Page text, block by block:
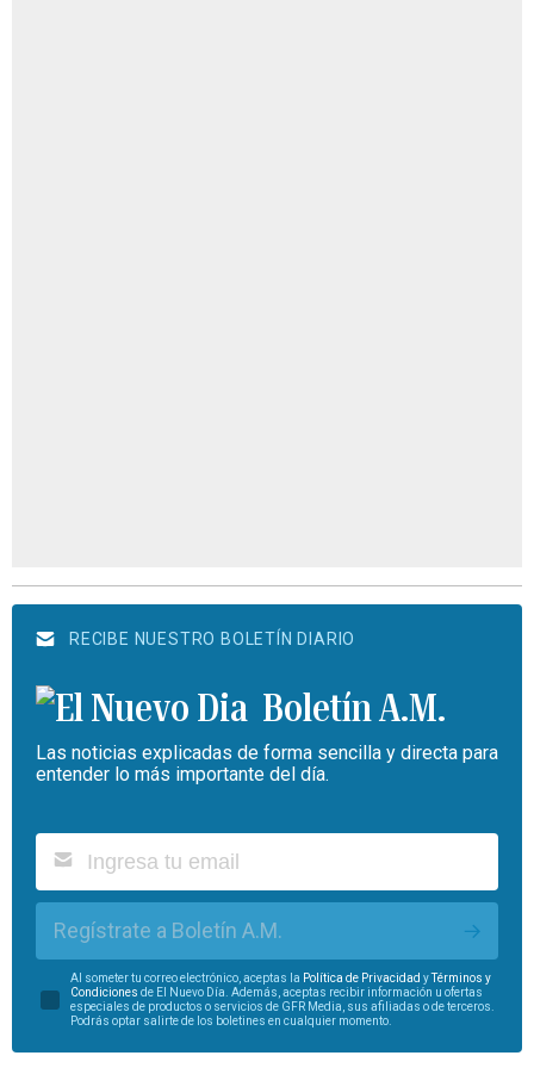
RECIBE NUESTRO BOLETÍN DIARIO
Boletín A.M.
Las noticias explicadas de forma sencilla y directa para
entender lo más importante del día.
Regístrate a Boletín A.M.
Al someter tu correo electrónico, aceptas la Política de Privacidad yTérminos y
Condiciones de El Nuevo Día. Además, aceptas recibir información u ofertas
especiales de productos o servicios de GFR Media, sus afiliadas o de terceros.
Podrás optar salirte de los boletines en cualquier momento.